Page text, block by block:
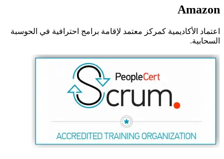
Amazon
اعتماد الأكاديمية كمركز معتمد لإقامة برامج احترافية في الحوسبة
السحابية.